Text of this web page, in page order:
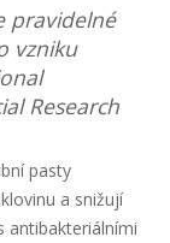
pravidelné
vzniku
Research
pasty
a snižují
antibakteriálními